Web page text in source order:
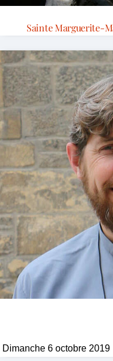
Sainte Marguerite-
Dimanche 6 octobre 2019